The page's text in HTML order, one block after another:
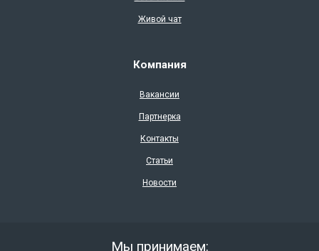
Живой чат
Компания
Вакансии
Партнерка
Контакты
Статьи
Новости
Мы принимаем: